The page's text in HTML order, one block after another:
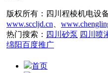
版权所有：四川程棱机电设
www.sccljd.cn
热门搜索： 四川砂泵 四川喷
绵阳百度推广
首页